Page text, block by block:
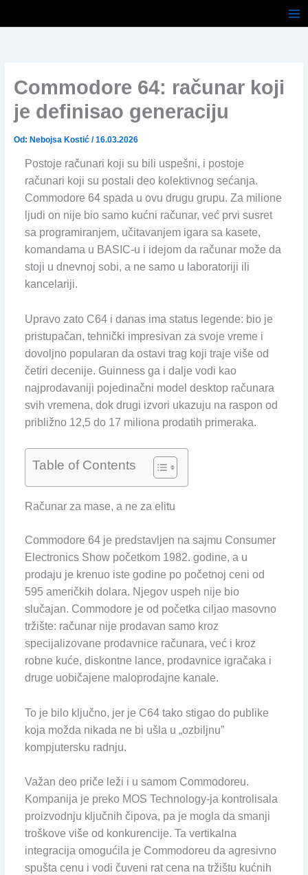
Commodore 64: računar koji
je definisao generaciju
Od: Nebojsa Kostić /16.03.2026
Postoje računari koji su bili uspešni, i postoje
računari koji su postali deo kolektivnog sećanja.
Commodore 64 spada u ovu drugu grupu. Za milione
ljudi on nije bio samo kućni računar, već prvi susret
sa programiranjem, učitavanjem igara sa kasete,
komandama u BASIC-u i idejom da računar može da
stoji u dnevnoj sobi, a ne samo u laboratoriji ili
kancelariji.
Upravo zato C64 i danas ima status legende: bio je
pristupačan, tehnički impresivan za svoje vreme i
dovoljno popularan da ostavi trag koji traje više od
četiri decenije. Guinness ga i dalje vodi kao
najprodavaniji pojedinačni model desktop računara
svih vremena, dok drugi izvori ukazuju na raspon od
približno 12,5 do 17 miliona prodatih primeraka.
Table of Contents
Računar za mase, a ne za elitu
Commodore 64 je predstavljen na sajmu Consumer
Electronics Show početkom 1982. godine, a u
prodaju je krenuo iste godine po početnoj ceni od
595 američkih dolara. Njegov uspeh nije bio
slučajan. Commodore je od početka ciljao masovno
tržište: računar nije prodavan samo kroz
specijalizovane prodavnice računara, već i kroz
robne kuće, diskontne lance, prodavnice igračaka i
druge uobičajene maloprodajne kanale.
To je bilo ključno, jer je C64 tako stigao do publike
koja možda nikada ne bi ušla u „ozbiljnu”
kompjutersku radnju.
Važan deo priče leži i u samom Commodoreu.
Kompanija je preko MOS Technology-ja kontrolisala
proizvodnju ključnih čipova, pa je mogla da smanji
troškove više od konkurencije. Ta vertikalna
integracija omogućila je Commodoreu da agresivno
spušta cenu i vodi čuveni rat cena na tržištu kućnih